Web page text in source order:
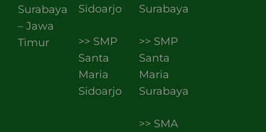
Surabaya
– Jawa
Timur
Sidoarjo
>> SMP
Santa
Maria
Sidoarjo
Surabaya
>> SMP
Santa
Maria
Surabaya
>> SMA